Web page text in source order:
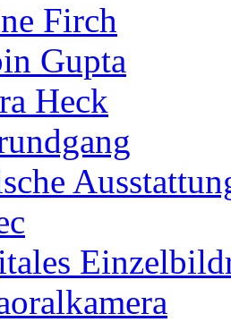
Firch
Gupta
Heck